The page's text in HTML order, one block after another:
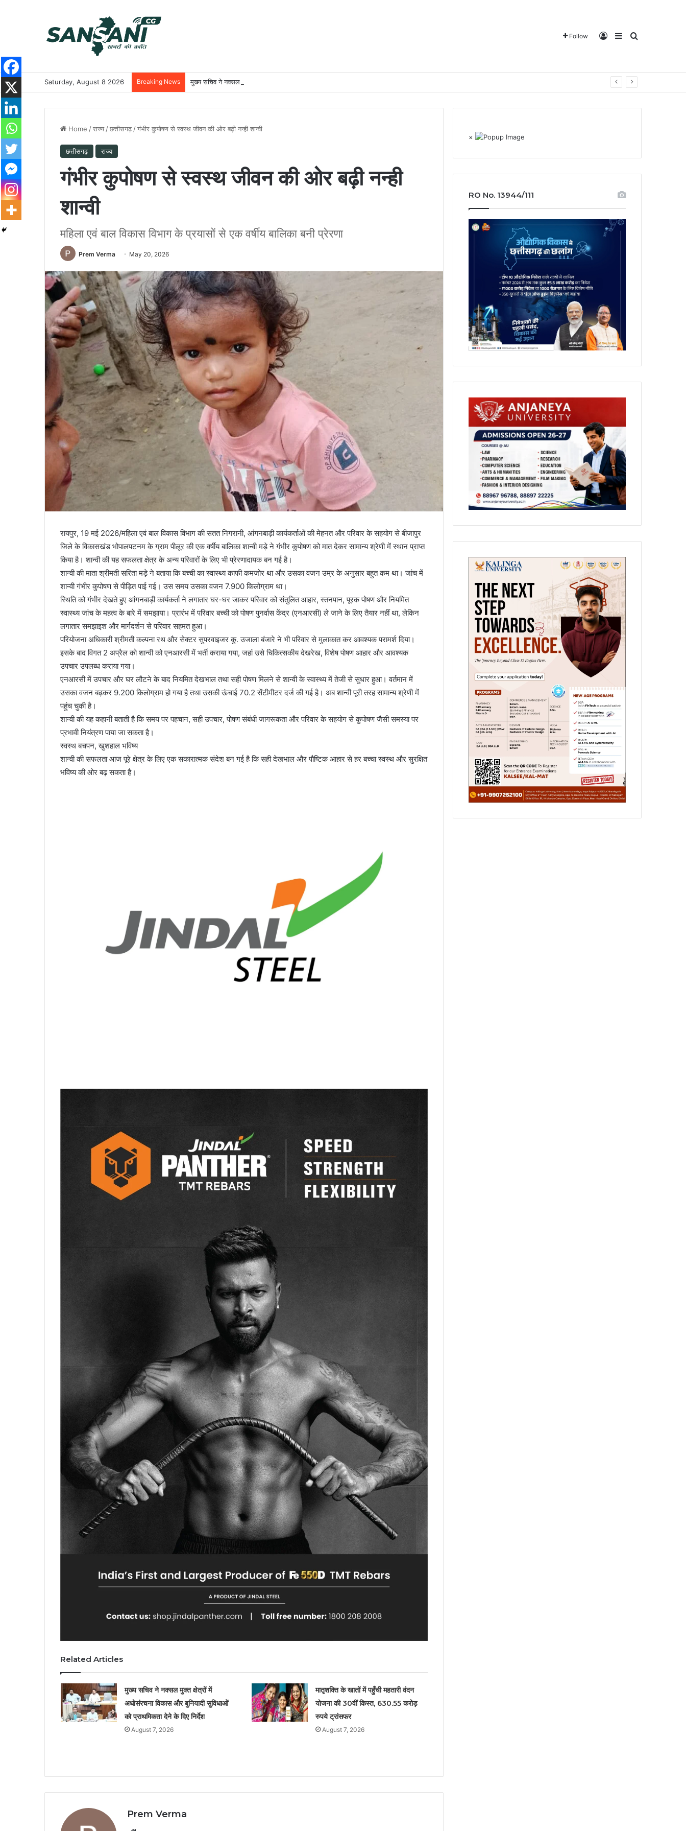
Follow Log InSidebarSearch for
Saturday, August 8 2026 Breaking News मुख्य सचिव ने नक्सल मुक्त क्षेत्रों में अधोसंरचना विकास और बुनियादी सुविधाओं को प्राथमिकता देने के दिए निर्देश
Home /राज्य /छत्तीसगढ़ /गंभीर कुपोषण से स्वस्थ जीवन की ओर बढ़ी नन्ही शान्वी
छत्तीसगढ़ राज्य
गंभीर कुपोषण से स्वस्थ जीवन की ओर बढ़ी नन्ही
शान्वी
महिला एवं बाल विकास विभाग के प्रयासों से एक वर्षीय बालिका बनी प्रेरणा
Prem Verma May 20, 2026
रायपुर, 19 मई 2026/महिला एवं बाल विकास विभाग की सतत निगरानी, आंगनबाड़ी कार्यकर्ताओं की मेहनत और परिवार के सहयोग से बीजापुर
जिले के विकासखंड भोपालपटनम के ग्राम पीलूर की एक वर्षीय बालिका शान्वी मड़े ने गंभीर कुपोषण को मात देकर सामान्य श्रेणी में स्थान प्राप्त
किया है। शान्वी की यह सफलता क्षेत्र के अन्य परिवारों के लिए भी प्रेरणादायक बन गई है।
शान्वी की माता श्रीमती सरिता मड़े ने बताया कि बच्ची का स्वास्थ्य काफी कमजोर था और उसका वजन उम्र के अनुसार बहुत कम था। जांच में
शान्वी गंभीर कुपोषण से पीड़ित पाई गई। उस समय उसका वजन 7.900 किलोग्राम था।
स्थिति को गंभीर देखते हुए आंगनबाड़ी कार्यकर्ता ने लगातार घर-घर जाकर परिवार को संतुलित आहार, स्तनपान, पूरक पोषण और नियमित
स्वास्थ्य जांच के महत्व के बारे में समझाया। प्रारंभ में परिवार बच्ची को पोषण पुनर्वास केंद्र (एनआरसी) ले जाने के लिए तैयार नहीं था, लेकिन
लगातार समझाइश और मार्गदर्शन से परिवार सहमत हुआ।
परियोजना अधिकारी श्रीमती कल्पना रथ और सेक्टर सुपरवाइजर कु. उजाला बंजारे ने भी परिवार से मुलाकात कर आवश्यक परामर्श दिया।
इसके बाद विगत 2 अप्रैल को शान्वी को एनआरसी में भर्ती कराया गया, जहां उसे चिकित्सकीय देखरेख, विशेष पोषण आहार और आवश्यक
उपचार उपलब्ध कराया गया।
एनआरसी में उपचार और घर लौटने के बाद नियमित देखभाल तथा सही पोषण मिलने से शान्वी के स्वास्थ्य में तेजी से सुधार हुआ। वर्तमान में
उसका वजन बढ़कर 9.200 किलोग्राम हो गया है तथा उसकी ऊंचाई 70.2 सेंटीमीटर दर्ज की गई है। अब शान्वी पूरी तरह सामान्य श्रेणी में
पहुंच चुकी है।
शान्वी की यह कहानी बताती है कि समय पर पहचान, सही उपचार, पोषण संबंधी जागरूकता और परिवार के सहयोग से कुपोषण जैसी समस्या पर
प्रभावी नियंत्रण पाया जा सकता है।
स्वस्थ बचपन, खुशहाल भविष्य
शान्वी की सफलता आज पूरे क्षेत्र के लिए एक सकारात्मक संदेश बन गई है कि सही देखभाल और पौष्टिक आहार से हर बच्चा स्वस्थ और सुरक्षित
भविष्य की ओर बढ़ सकता है।
Related Articles
मुख्य सचिव ने नक्सल मुक्त क्षेत्रों में
अधोसंरचना विकास और बुनियादी सुविधाओं
को प्राथमिकता देने के दिए निर्देश
August 7, 2026
मातृशक्ति के खातों में पहुँची महतारी वंदन
योजना की 30वीं किस्त, 630.55 करोड़
रुपये ट्रांसफर
August 7, 2026
Prem Verma
×
RO No. 13944/111